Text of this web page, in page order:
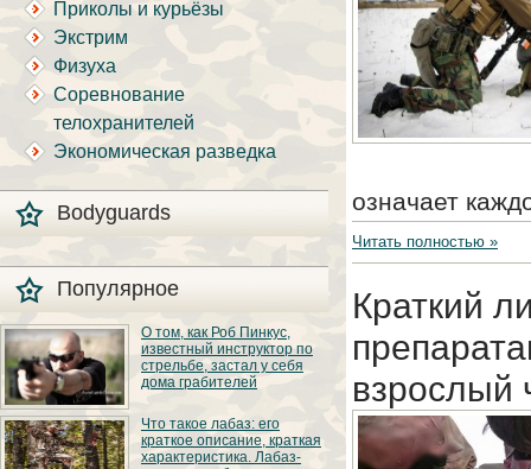
Приколы и курьёзы
Экстрим
Физуха
Соревнование
телохранителей
Экономическая разведка
Bodyguards
Популярное
О том, как Роб Пинкус,
известный инструктор по
стрельбе, застал у себя
дома грабителей
Вот вы всё говорите:
«В США круто, там
можно любого
постороннего в своём
Что такое лабаз: его
краткое описание, краткая
характеристика. Лабаз-
означает
Читать полностью »
Краткий
взрослый